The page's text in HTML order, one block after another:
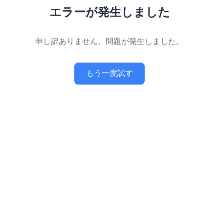
エラーが発生しました
申し訳ありません。問題が発生しました。
もう一度試す